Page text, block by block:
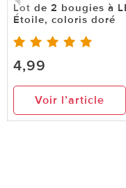
Lot de 2 bougies à
Étoile, coloris doré
4,99
Voir l’article